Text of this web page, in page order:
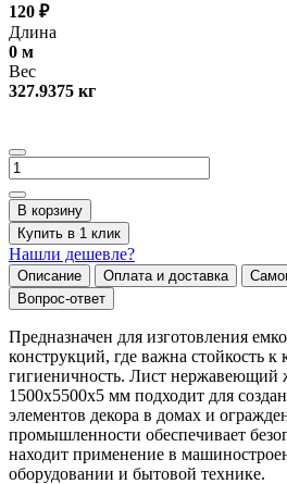
120 ₽
Длина
0 м
Вес
327.9375 кг
В корзину
Купить в 1 клик
Нашли дешевле?
Описание Оплата и доставка
Вопрос-ответ
Предназначен для изготовления
конструкций, где важна стойкость к
гигиеничность. Лист нержавеющий
1500х5500х5 мм подходит для
элементов декора в домах и
промышленности обеспечивает
находит применение в
оборудовании и бытовой технике.